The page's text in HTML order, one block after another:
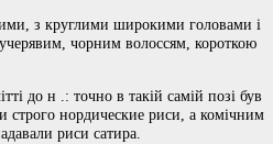
з круглими широкими головами і
чорним волоссям, короткою
до н .: точно в такій самій позі був
строго нордические риси, а комічним
риси сатира.